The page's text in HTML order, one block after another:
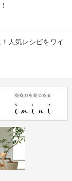
人気レシピをワイ